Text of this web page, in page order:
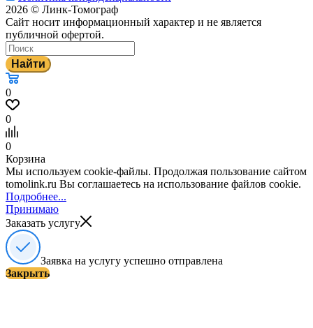
2026 © Линк-Томограф
Сайт носит информационный характер и не является
публичной офертой.
Найти
0
0
0
Корзина
Мы используем cookie-файлы. Продолжая пользование сайтом
tomolink.ru Вы соглашаетесь на использование файлов cookie.
Подробнее...
Принимаю
Заказать услугу
Заявка на услугу успешно отправлена
Закрыть